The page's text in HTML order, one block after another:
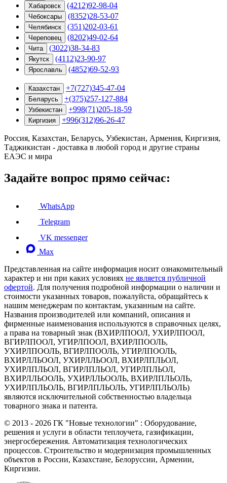
Хабаровск (4212)92-98-04
Чебоксары (8352)28-53-07
Челябинск (351)202-03-61
Череповец (8202)49-02-64
Чита (3022)38-34-83
Якутск (4112)23-90-97
Ярославль (4852)69-52-93
Казахстан +7(727)345-47-04
Беларусь +(375)257-127-884
Узбекистан +998(71)205-18-59
Киргизия +996(312)96-26-47
Россия, Казахстан, Беларусь, Узбекистан, Армения, Киргизия,
Таджикистан - доставка в любой город и другие страны
ЕАЭС и мира
Задайте вопрос прямо сейчас:
WhatsApp
Telegram
VK messenger
Max
Представленная на сайте информация носит ознакомительный
характер и ни при каких условиях не является публичной
офертой. Для получения подробной информации о наличии и
стоимости указанных товаров, пожалуйста, обращайтесь к
нашим менеджерам по контактам, указанным на сайте.
Названия производителей или компаний, описания и
фирменные наименования используются в справочных целях,
а права на товарный знак (ВХИРЛПООЛ, УХИРЛПООЛ,
ВГИРЛПООЛ, УГИРЛПООЛ, ВХИРЛПООЛЬ,
УХИРЛПООЛЬ, ВГИРЛПООЛЬ, УГИРЛПООЛЬ,
ВХИРЛЛЬООЛ, УХИРЛЛЬООЛ, ВХИРЛПЛЬОЛ,
УХИРЛПЛЬОЛ, ВГИРЛПЛЬОЛ, УГИРЛПЛЬОЛ,
ВХИРЛЛЬООЛЬ, УХИРЛЛЬООЛЬ, ВХИРЛПЛЬОЛЬ,
УХИРЛПЛЬОЛЬ, ВГИРЛПЛЬОЛЬ, УГИРЛПЛЬОЛЬ)
являются исключительной собственностью владельца
товарного знака и патента.
© 2013 - 2026 ГК "Новые технологии" : Оборудование,
решения и услуги в области теплоучета, газификации,
энергосбережения. Автоматизация технологических
процессов. Строительство и модернизация промышленных
объектов в России, Казахстане, Белоруссии, Армении,
Киргизии.